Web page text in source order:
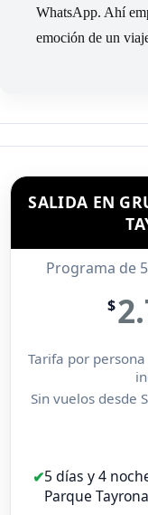
WhatsApp. Ahí
emoción de un
SALIDA EN
Programa de
$
Tarifa por
Sin vuelos desde
5 días y 4
Parque